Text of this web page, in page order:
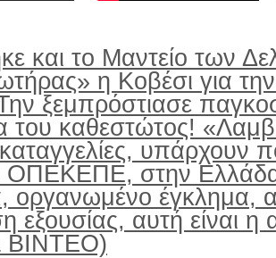
και το Μαντείο των
η Κοβέσι για
ξεμπρόστιασε
του καθεστώτος!
υπάρχουν
ΟΠΕΚΕΠΕ, στην
οργανωμένο έγκλημα,
εξουσίας, αυτή είναι η